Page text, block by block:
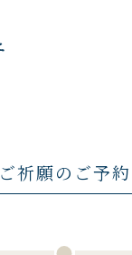
ご祈願のご予約